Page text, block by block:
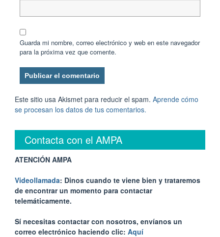
Guarda mi nombre, correo electrónico y web en este navegador
para la próxima vez que comente.
Este sitio usa Akismet para reducir el spam. Aprende cómo
se procesan los datos de tus comentarios.
Contacta con el AMPA
ATENCIÓN AMPA
Videollamada: Dinos cuando te viene bien y trataremos
de encontrar un momento para contactar
telemáticamente.
Sí necesitas contactar con nosotros, envíanos un
correo electrónico haciendo clic: Aquí